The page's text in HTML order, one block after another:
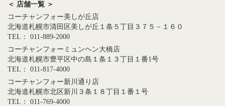
＜ 店舗一覧 ＞
コーチャンフォー美しが丘店
北海道札幌市清田区美しが丘１条５丁目３７５－１６０
TEL： 011-889-2000
コーチャンフォーミュンヘン大橋店
北海道札幌市豊平区中の島１条１３丁目１番1号
TEL： 011-817-4000
コーチャンフォー新川通り店
北海道札幌市北区新川３条１８丁目１番１号
TEL： 011-769-4000